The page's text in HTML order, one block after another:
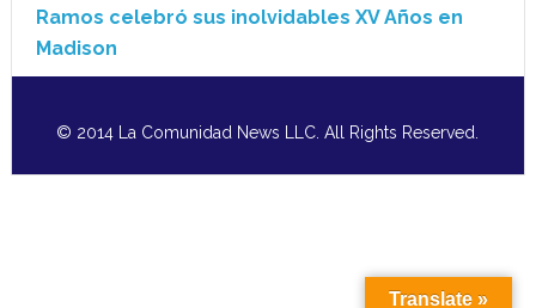
Ramos celebró sus inolvidables XV Años en
Madison
© 2014 La Comunidad News LLC. All Rights Reserved.
Translate »